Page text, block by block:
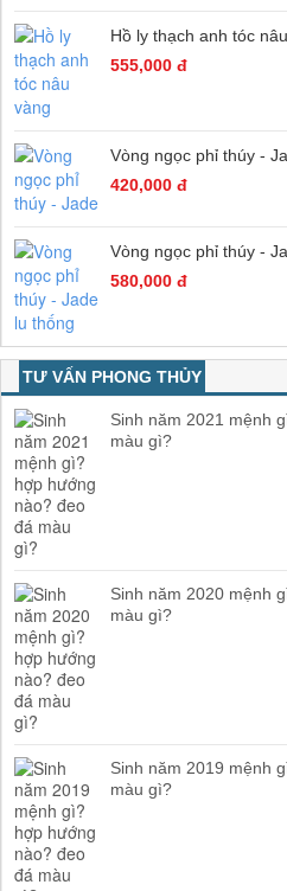
Hồ ly thạch anh tóc
555,000 đ
Vòng ngọc phỉ thúy -
420,000 đ
Vòng ngọc phỉ thúy -
580,000 đ
TƯ VẤN PHONG THỦY
Sinh năm 2021 mệnh
màu gì?
Sinh năm 2020 mệnh
màu gì?
Sinh năm 2019 mệnh
màu gì?